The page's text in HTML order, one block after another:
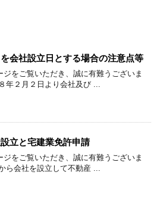
会社設立日とする場合の注意点等
ジをご覧いただき、誠に有難うございま
年２月２日より会社及び ...
立と宅建業免許申請
ジをご覧いただき、誠に有難うございま
ら会社を設立して不動産 ...